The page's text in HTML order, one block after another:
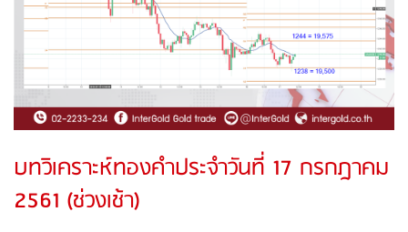
บทวิเคราะห์ทองคำประจำวันที่ 17 กรกฎาคม
2561 (ช่วงเช้า)